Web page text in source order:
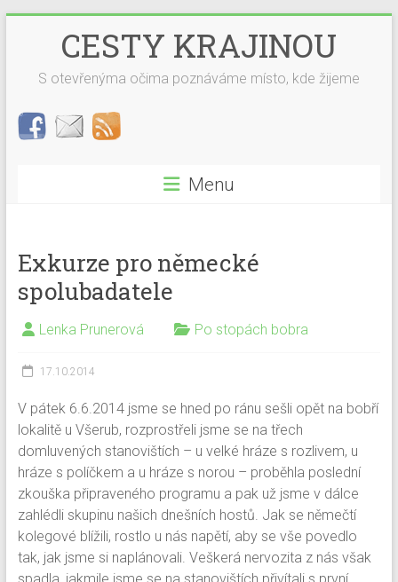
CESTY KRAJINOU
S otevřenýma očima poznáváme místo, kde žijeme
Menu
Exkurze pro německé
spolubadatele
Lenka Prunerová Po stopách bobra
17.10.2014
V pátek 6.6.2014 jsme se hned po ránu sešli opět na bobří
lokalitě u Všerub, rozprostřeli jsme se na třech
domluvených stanovištích – u velké hráze s rozlivem, u
hráze s políčkem a u hráze s norou – proběhla poslední
zkouška připraveného programu a pak už jsme v dálce
zahlédli skupinu našich dnešních hostů. Jak se němečtí
kolegové blížili, rostlo u nás napětí, aby se vše povedlo
tak, jak jsme si naplánovali. Veškerá nervozita z nás však